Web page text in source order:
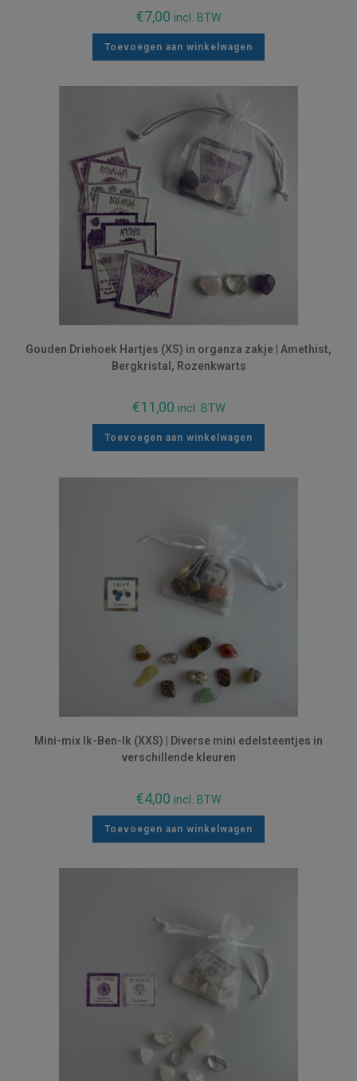
€7,00 incl. BTW
Toevoegen aan winkelwagen
Gouden Driehoek Hartjes (XS) in organza zakje | Amethist,
Bergkristal, Rozenkwarts
€11,00 incl. BTW
Toevoegen aan winkelwagen
Mini-mix Ik-Ben-Ik (XXS) | Diverse mini edelsteentjes in
verschillende kleuren
€4,00 incl. BTW
Toevoegen aan winkelwagen